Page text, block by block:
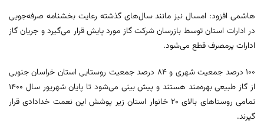
هاشمی افزود: امسال نیز مانند سال‌های گذشته رعایت بخشنامه صرفه‌جویی
در ادارات استان توسط بازرسان شرکت گاز مورد پایش قرار می‌گیرد و جریان گاز
ادارات پرمصرف قطع می‌شود.
۱۰۰ درصد جمعیت شهری و ۸۴ درصد جمعیت روستایی استان خراسان جنوبی
از گاز طبیعی بهره‌مند هستند و پیش بینی می‌شود تا پایان شهریور سال ۱۴۰۰
تمامی روستاهای بالای ۲۰ خانوار استان زیر پوشش این نعمت خدادادی قرار
گیرند.